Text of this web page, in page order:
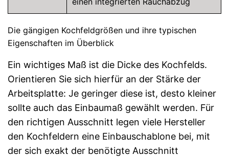
Die gängigen Kochfeldgrößen und ihre typischen
Eigenschaften im Überblick
Ein wichtiges Maß ist die Dicke des Kochfelds.
Orientieren Sie sich hierfür an der Stärke der
Arbeitsplatte: Je geringer diese ist, desto kleiner
sollte auch das Einbaumaß gewählt werden. Für
den richtigen Ausschnitt legen viele Hersteller
den Kochfeldern eine Einbauschablone bei, mit
der sich exakt der benötigte Ausschnitt